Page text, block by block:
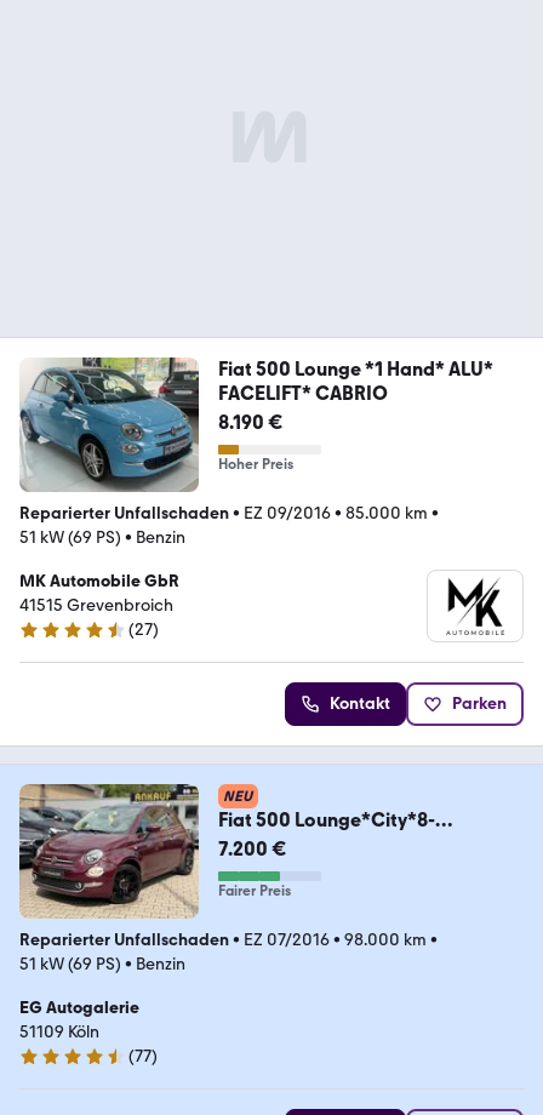
Fiat 500 Lounge *1 Hand* ALU*
FACELIFT* CABRIO
8.190 €
Hoher Preis
Reparierter Unfallschaden• EZ 09/2016• 85.000 km •
51 kW (69 PS) • Benzin
MK Automobile GbR
41515 Grevenbroich
4.7 Sterne
(27)
Kontakt Parken
NEU
Fiat 500 Lounge*City*8-
Fachbereift*Navi*Euro6*Pano'
7.200 €
Fairer Preis
Reparierter Unfallschaden• EZ 07/2016• 98.000 km •
51 kW (69 PS) • Benzin
EG Autogalerie
51109 Köln
4.4 Sterne
(77)